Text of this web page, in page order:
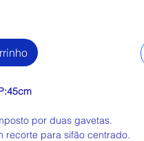
por duas gavetas.
recorte para sifão centrado.